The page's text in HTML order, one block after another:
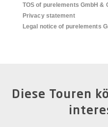
TOS of purelements GmbH &
Privacy statement
Legal notice of purelements
Diese Touren